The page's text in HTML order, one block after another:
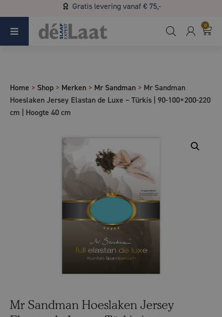
Gratis levering vanaf € 75,-
Koopzondag 29 maart in Bladel van 13.00 - 17.00
0
Home > Shop > Merken > Mr Sandman > Mr Sandman
Hoeslaken Jersey Elastan de Luxe – Türkis | 90-100×200-220
cm | Hoogte 40 cm
Mr Sandman Hoeslaken Jersey